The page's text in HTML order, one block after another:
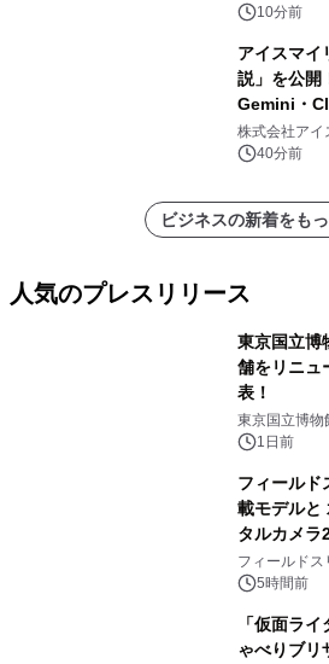
10分前
アイスマイ
説」を公開
Gemini・
比較―自社
かる実践ガ
株式会社アイ
40分前
ビジネスの新着をも
人気のプレスリリース
東京国立博
舗をリニ
表！
東京国立博物
1日前
フィールド
載モデルと
タルカメ
約1300万画
ジ新登場
フィールドス
5時間前
「仮面ラ
ゃべりブリ